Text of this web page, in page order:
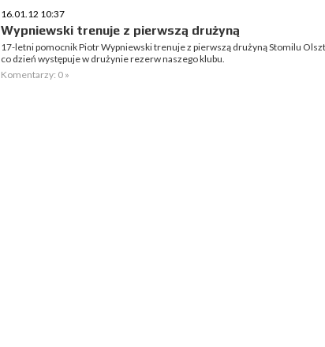
16.01.12 10:37
Wypniewski trenuje z pierwszą drużyną
17-letni pomocnik Piotr Wypniewski trenuje z pierwszą drużyną Stomilu
co dzień występuje w drużynie rezerw naszego klubu.
Komentarzy: 0 »